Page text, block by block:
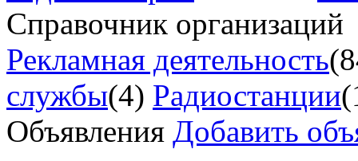
Справочник организаций
Рекламная деятельность
службы(4) Радиостанции
Объявления Добавить